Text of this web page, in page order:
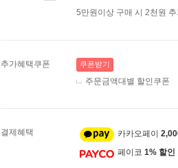
5만원이상 구매 시 2천원 추
추가혜택쿠폰 쿠폰받기
주문금액대별 할인쿠폰
결제혜택 카카오페이
페이코 1% 할인